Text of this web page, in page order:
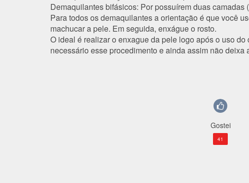
Demaquilantes bifásicos: Por possuírem duas camadas
Para todos os demaquilantes a orientação é que você
machucar a pele. Em seguida, enxágue o rosto.
O ideal é realizar o enxague da pele logo após o uso
necessário esse procedimento e ainda assim não deixa
Gostei
41